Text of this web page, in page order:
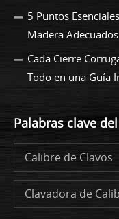
5 Puntos
Madera Adecuados
Cada Cierre
Todo en una Guía
Palabras clave
Calibre de Clavos
Clavadora de